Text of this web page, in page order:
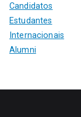
Candidatos
Estudantes
Internacionais
Alumni